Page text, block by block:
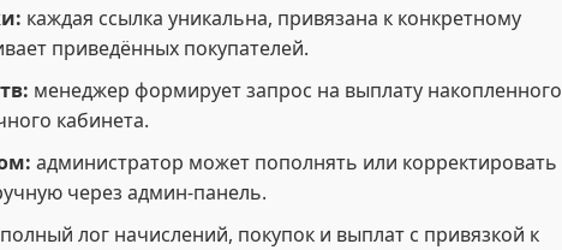
каждая ссылка уникальна, привязана к конкретному
приведённых покупателей.
менеджер формирует запрос на выплату накопленного
кабинета.
администратор может пополнять или корректировать
через админ-панель.
полный лог начислений, покупок и выплат с привязкой к